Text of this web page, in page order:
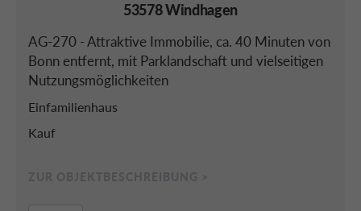
53578 Windhagen
AG-270 - Attraktive Immobilie, ca. 40 Minuten von
Bonn entfernt, mit Parklandschaft und vielseitigen
Nutzungsmöglichkeiten
Einfamilienhaus
Kauf